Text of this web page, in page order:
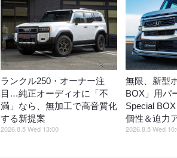
ランクル250・オーナー注
目…純正オーディオに「不
満」なら、無加工で高音質化
する新提案
2026.8.5 Wed 13:00
無限、新型
BOX」用
Special
個性＆迫力
2026.8.5 Wed